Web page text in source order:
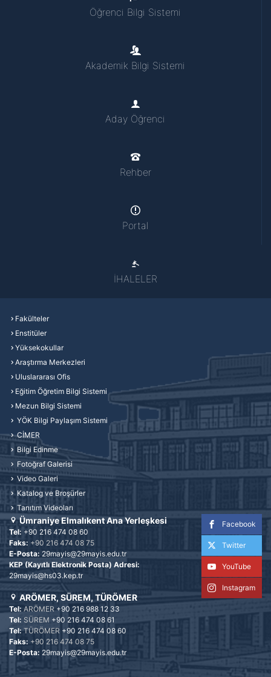
Öğrenci Bilgi Sistemi
Akademik Bilgi Sistemi
Aday Öğrenci
Rehber
Portal
İHALELER
Fakülteler
Enstitüler
Yüksekokullar
Araştırma Merkezleri
Uluslararası Ofis
Eğitim Öğretim Bilgi Sistemi
Mezun Bilgi Sistemi
YÖK Bilgi Paylaşım Sistemi
CİMER
Bilgi Edinme
Fotoğraf Galerisi
Video Galeri
Katalog ve Broşürler
Tanıtım Videoları
Facebook
Twitter
YouTube
Instagram
Ümraniye Elmalıkent Ana Yerleşkesi
Tel: +90 216 474 08 60
Faks: +90 216 474 08 75
E-Posta: 29mayis@29mayis.edu.tr
KEP (Kayıtlı Elektronik Posta) Adresi:
29mayis@hs03.kep.tr
ARÖMER, SÜREM, TÜRÖMER
Tel: ARÖMER+90 216 988 12 33
Tel: SÜREM +90 216 474 08 61
Tel:TÜRÖMER +90 216 474 08 60
Faks: +90 216 474 08 75
E-Posta: 29mayis@29mayis.edu.tr